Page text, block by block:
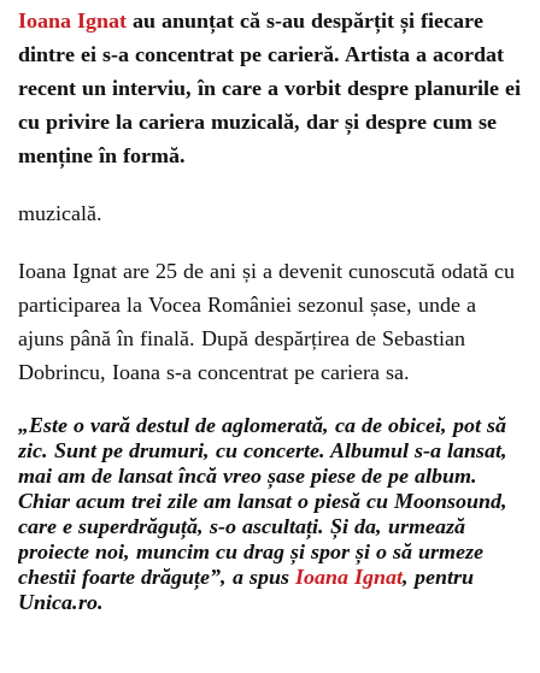
Ioana Ignat au anunțat că s-au despărțit și fiecare
dintre ei s-a concentrat pe carieră. Artista a acordat
recent un interviu, în care a vorbit despre planurile ei
cu privire la cariera muzicală, dar și despre cum se
menține în formă.
muzicală.
Ioana Ignat are 25 de ani și a devenit cunoscută odată cu
participarea la Vocea României sezonul șase, unde a
ajuns până în finală. După despărțirea de Sebastian
Dobrincu, Ioana s-a concentrat pe cariera sa.
„Este o vară destul de aglomerată, ca de obicei, pot să
zic. Sunt pe drumuri, cu concerte. Albumul s-a lansat,
mai am de lansat încă vreo șase piese de pe album.
Chiar acum trei zile am lansat o piesă cu Moonsound,
care e superdrăguță, s-o ascultați. Și da, urmează
proiecte noi, muncim cu drag și spor și o să urmeze
chestii foarte drăguțe”, a spus Ioana Ignat, pentru
Unica.ro.